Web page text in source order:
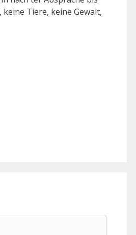
keine Tiere, keine Gewalt,